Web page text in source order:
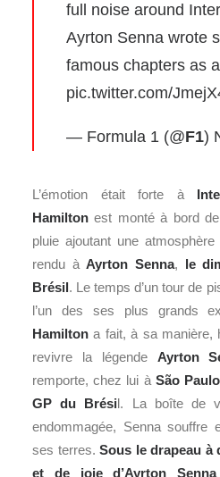
full noise around
Ayrton Senna wrote
famous chapters as
pic.twitter.com/
— Formula 1 (@F1)
L’émotion était forte à
Hamilton est monté à bord
pluie ajoutant une atmosphère
rendu àAyrton Senna, le
Brésil. Le temps d’un tour de
l’un des ses plus grands
Hamilton a fait, à sa manière,
revivre la légende Ayrton
remporte, chez lui à São Paulo
GP du Brésil. La boîte de
endommagée, Senna
ses terres. Sous le drapeau à
et de joie d’Ayrton